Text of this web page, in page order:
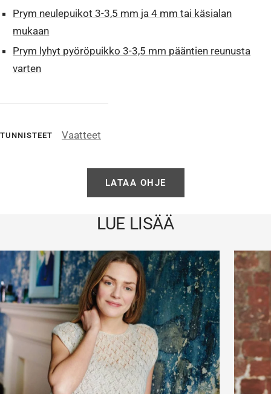
TUNNISTEET Vaatteet
Prym neulepuikot 3-3,5 mm ja 4 mm tai käsialan
mukaan
Prym lyhyt pyöröpuikko 3-3,5 mm pääntien reunusta
varten
LATAA OHJE
LUE LISÄÄ